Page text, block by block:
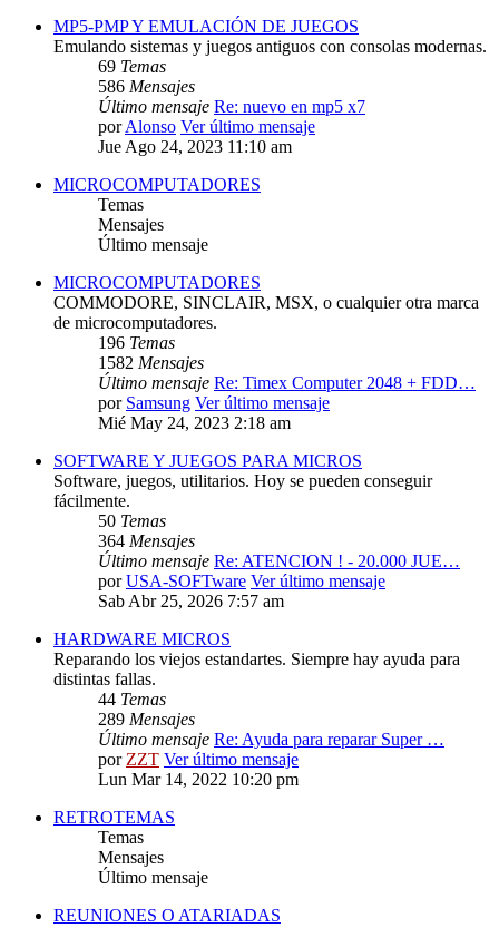
MP5-PMP Y EMULACIÓN DE JUEGOS
Emulando sistemas y juegos antiguos con consolas modernas.
69 Temas
586 Mensajes
Último mensaje Re: nuevo en mp5 x7
porAlonso Ver último mensaje
Jue Ago 24, 2023 11:10 am
MICROCOMPUTADORES
Temas
Mensajes
Último mensaje
MICROCOMPUTADORES
COMMODORE, SINCLAIR, MSX, o cualquier otra marca
de microcomputadores.
196 Temas
1582 Mensajes
Último mensaje Re: Timex Computer 2048 + FDD…
por Samsung Ver último mensaje
Mié May 24, 2023 2:18 am
SOFTWARE Y JUEGOS PARA MICROS
Software, juegos, utilitarios. Hoy se pueden conseguir
fácilmente.
50 Temas
364 Mensajes
Último mensaje Re: ATENCION ! - 20.000 JUE…
porUSA-SOFTware Ver último mensaje
Sab Abr 25, 2026 7:57 am
HARDWARE MICROS
Reparando los viejos estandartes. Siempre hay ayuda para
distintas fallas.
44 Temas
289 Mensajes
Último mensaje Re: Ayuda para reparar Super …
porZZT Ver último mensaje
Lun Mar 14, 2022 10:20 pm
RETROTEMAS
Temas
Mensajes
Último mensaje
REUNIONES O ATARIADAS